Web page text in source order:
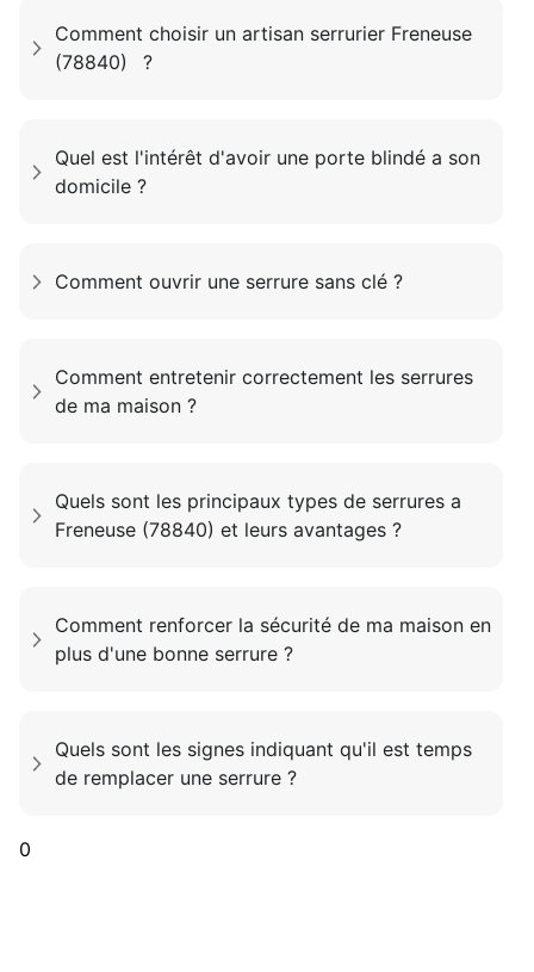
Comment choisir un artisan serrurier Freneuse
(78840) ?
Quel est l'intérêt d'avoir une porte blindé a son
domicile ?
Comment ouvrir une serrure sans clé ?
Comment entretenir correctement les serrures
de ma maison ?
Quels sont les principaux types de serrures a
Freneuse (78840) et leurs avantages ?
Comment renforcer la sécurité de ma maison en
plus d'une bonne serrure ?
Quels sont les signes indiquant qu'il est temps
de remplacer une serrure ?
0